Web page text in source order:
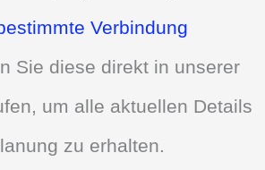
Verbindung
Sie diese direkt in unserer
um alle aktuellen Details
zu erhalten.